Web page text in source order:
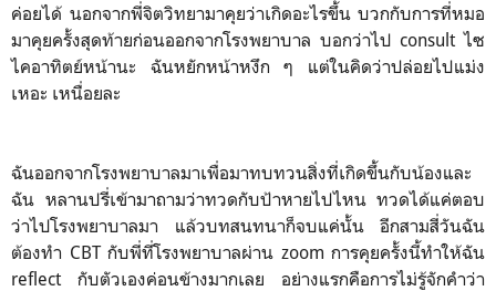
ค่อยได้ นอกจากพี่จิตวิทยามาคุยว่าเกิดอะไรขึ้น บวกกับการที่หมอ
มาคุยครั้งสุดท้ายก่อนออกจากโรงพยาบาล บอกว่าไป consult ไซ
ไคอาทิตย์หน้านะ ฉันหยักหน้าหงึก ๆ แต่ในคิดว่าปล่อยไปแม่ง
เหอะ เหนื่อยละ
ฉันออกจากโรงพยาบาลมาเพื่อมาทบทวนสิ่งที่เกิดขึ้นกับน้องและ
ฉัน หลานปรี่เข้ามาถามว่าทวดกับป้าหายไปไหน ทวดได้แค่ตอบ
ว่าไปโรงพยาบาลมา แล้วบทสนทนาก็จบแค่นั้น อีกสามสี่วันฉัน
ต้องทำ CBT กับพี่ที่โรงพยาบาลผ่าน zoom การคุยครั้งนี้ทำให้ฉัน
reflect กับตัวเองค่อนข้างมากเลย อย่างแรกคือการไม่รู้จักคำว่า